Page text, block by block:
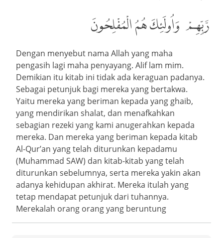
رَّبِّهِمْ، وَاُولَئِكَ هُمُ الْمُفْلِحُونَ
Dengan menyebut nama Allah yang maha
pengasih lagi maha penyayang. Alif lam mim.
Demikian itu kitab ini tidak ada keraguan padanya.
Sebagai petunjuk bagi mereka yang bertakwa.
Yaitu mereka yang beriman kepada yang ghaib,
yang mendirikan shalat, dan menafkahkan
sebagian rezeki yang kami anugerahkan kepada
mereka. Dan mereka yang beriman kepada kitab
Al-Qur’an yang telah diturunkan kepadamu
(Muhammad SAW) dan kitab-kitab yang telah
diturunkan sebelumnya, serta mereka yakin akan
adanya kehidupan akhirat. Mereka itulah yang
tetap mendapat petunjuk dari tuhannya.
Merekalah orang orang yang beruntung